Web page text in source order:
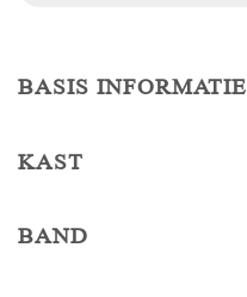
BASIS INFORMATIE
KAST
BAND